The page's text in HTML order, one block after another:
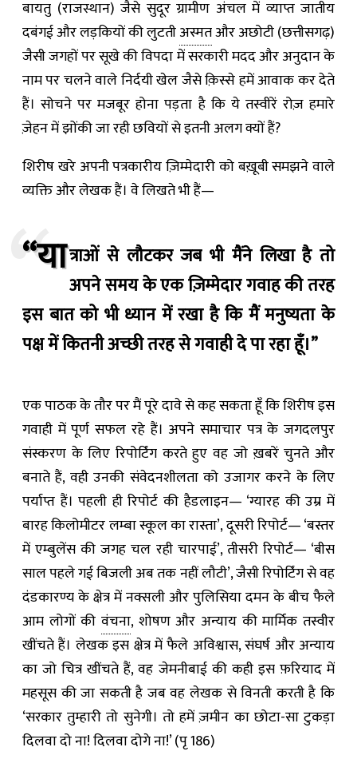
बायतु (राजस्थान) जैसे सुदूर ग्रामीण अंचल में व्याप्त जातीय
दबंगई और लड़कियों की लुटतीअस्मतऔर अछोटी (छत्तीसगढ़)
जैसी जगहों पर सूखे की विपदा में सरकारी मदद और अनुदान के
नाम पर चलने वाले निर्दयी खेल जैसे क़िस्से हमें आवाक कर देते
हैं। सोचने पर मजबूर होना पड़ता है कि ये तस्वीरें रोज़ हमारे
ज़ेहन में झोंकी जा रही छवियों से इतनी अलग क्यों हैं?
शिरीष खरे अपनी पत्रकारीय ज़िम्मेदारी को बख़ूबी समझने वाले
व्यक्ति और लेखक हैं। वे लिखते भी हैं—
“यात्राओं से लौटकर जब भी मैंने लिखा है तो
अपने समय के एक ज़िम्मेदार गवाह की तरह
इस बात को भी ध्यान में रखा है कि मैं मनुष्यता के
पक्ष में कितनी अच्छी तरह से गवाही दे पा रहा हूँ।”
एक पाठक के तौर पर मैं पूरे दावे से कह सकता हूँ कि शिरीष इस
गवाही में पूर्ण सफल रहे हैं। अपने समाचार पत्र के जगदलपुर
संस्करण के लिए रिपोर्टिंग करते हुए वह जो ख़बरें चुनते और
बनाते हैं, वही उनकी संवेदनशीलता को उजागर करने के लिए
पर्याप्त हैं। पहली ही रिपोर्ट की हैडलाइन— ‘ग्यारह की उम्र में
बारह किलोमीटर लम्बा स्कूल का रास्ता’, दूसरी रिपोर्ट— ‘बस्तर
में एम्बुलेंस की जगह चल रही चारपाई’, तीसरी रिपोर्ट— ‘बीस
साल पहले गई बिजली अब तक नहीं लौटी’, जैसी रिपोर्टिंग से वह
दंडकारण्य के क्षेत्र में नक्सली और पुलिसिया दमन के बीच फैले
आम लोगों की वंचना, शोषण और अन्याय की मार्मिक तस्वीर
खींचते हैं। लेखक इस क्षेत्र में फैले अविश्वास, संघर्ष और अन्याय
का जो चित्र खींचते हैं, वह जेमनीबाई की कही इस फ़रियाद में
महसूस की जा सकती है जब वह लेखक से विनती करती है कि
‘सरकार तुम्हारी तो सुनेगी। तो हमें ज़मीन का छोटा-सा टुकड़ा
दिलवा दो ना! दिलवा दोगे ना!’ (पृ 186)